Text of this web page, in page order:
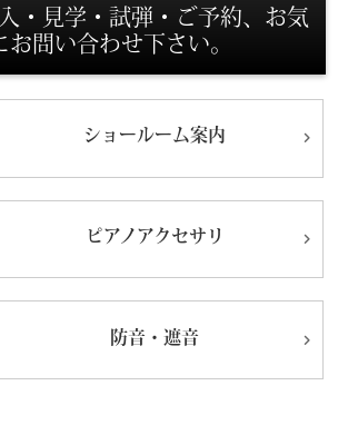
・見学・試弾・ご予約、お気
お問い合わせ下さい。
ショールーム案内
ピアノアクセサリ
防音・遮音